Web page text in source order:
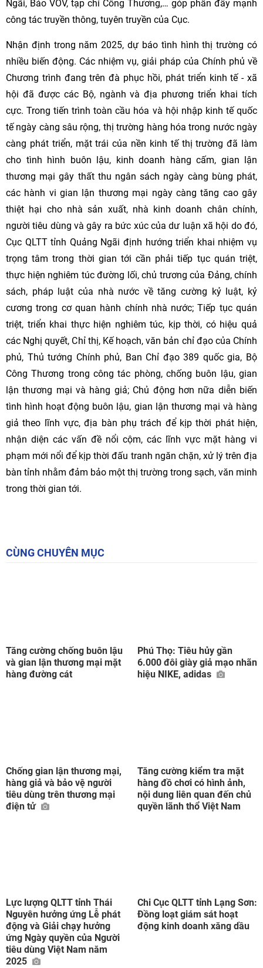
Ngãi, Báo VOV, tạp chí Công Thương,… góp phần đẩy mạnh
công tác truyền thông, tuyên truyền của Cục.
Nhận định trong năm 2025, dự báo tình hình thị trường có
nhiều biến động. Các nhiệm vụ, giải pháp của Chính phủ về
Chương trình đang trên đà phục hồi, phát triển kinh tế - xã
hội đã được các Bộ, ngành và địa phương triển khai tích
cực. Trong tiến trình toàn cầu hóa và hội nhập kinh tế quốc
tế ngày càng sâu rộng, thị trường hàng hóa trong nước ngày
càng phát triển, mặt trái của nền kinh tế thị trường đã làm
cho tình hình buôn lậu, kinh doanh hàng cấm, gian lận
thương mại gây thất thu ngân sách ngày càng bùng phát,
các hành vi gian lận thương mại ngày càng tăng cao gây
thiệt hại cho nhà sản xuất, nhà kinh doanh chân chính,
người tiêu dùng và gây ra bức xúc của dư luận xã hội do đó,
Cục QLTT tỉnh Quảng Ngãi định hướng triển khai nhiệm vụ
trọng tâm trong thời gian tới cần phải tiếp tục quán triệt,
thực hiện nghiêm túc đường lối, chủ trương của Đảng, chính
sách, pháp luật của nhà nước về tăng cường kỷ luật, kỷ
cương trong cơ quan hành chính nhà nước; Tiếp tục quán
triệt, triển khai thực hiện nghiêm túc, kịp thời, có hiệu quả
các Nghị quyết, Chỉ thị, Kế hoạch, văn bản chỉ đạo của Chính
phủ, Thủ tướng Chính phủ, Ban Chỉ đạo 389 quốc gia, Bộ
Công Thương trong công tác phòng, chống buôn lậu, gian
lận thương mại và hàng giả; Chủ động hơn nữa diễn biến
tình hình hoạt động buôn lậu, gian lận thương mại và hàng
giả theo lĩnh vực, địa bàn phụ trách để kịp thời phát hiện,
nhận diện các vấn đề nổi cộm, các lĩnh vực mặt hàng vi
phạm mới nổi để kịp thời đấu tranh ngăn chặn, xử lý trên địa
bàn tỉnh nhằm đảm bảo một thị trường trong sạch, văn minh
trong thời gian tới.
CÙNG CHUYÊN MỤC
Tăng cường chống buôn lậu
và gian lận thương mại mặt
hàng đường cát
Phú Thọ: Tiêu hủy gần
6.000 đôi giày giả mạo nhãn
hiệu NIKE, adidas
Chống gian lận thương mại,
hàng giả và bảo vệ người
tiêu dùng trên thương mại
điện tử
Tăng cường kiểm tra mặt
hàng đồ chơi có hình ảnh,
nội dung liên quan đến chủ
quyền lãnh thổ Việt Nam
Lực lượng QLTT tỉnh Thái
Nguyên hưởng ứng Lễ phát
động và Giải chạy hưởng
ứng Ngày quyền của Người
tiêu dùng Việt Nam năm
2025
Chi Cục QLTT tỉnh Lạng Sơn:
Đồng loạt giám sát hoạt
động kinh doanh xăng dầu